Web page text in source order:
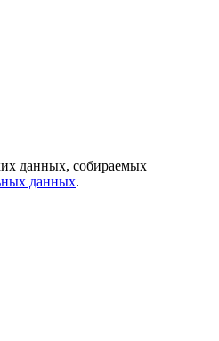
данных, собираемых
данных.